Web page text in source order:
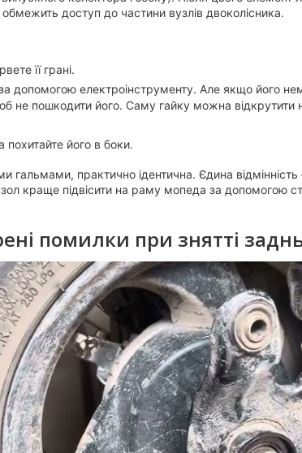
доступ до частини вузлів двоколісника.
її грані.
допомогою електроінструменту. Але якщо його
не пошкодити його. Саму гайку можна
похитайте його в боки.
практично ідентична. Єдина
краще підвісити на раму мопеда за допомогою
помилки при знятті